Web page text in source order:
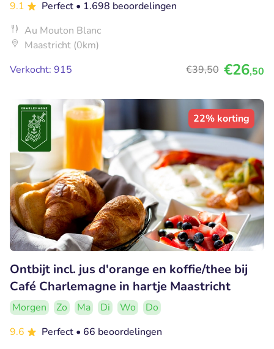
9.1 Perfect • 1.698 beoordelingen
Au Mouton Blanc
Maastricht (0km)
Verkocht: 915
€39,50 €26,50
22% korting
Ontbijt incl. jus d'orange en koffie/thee bij
Café Charlemagne in hartje Maastricht
Morgen Zo Ma Di Wo
Do
9.6
Perfect • 66 beoordelingen